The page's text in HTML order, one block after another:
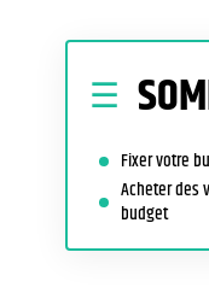
Fixer votre
Acheter des
budget